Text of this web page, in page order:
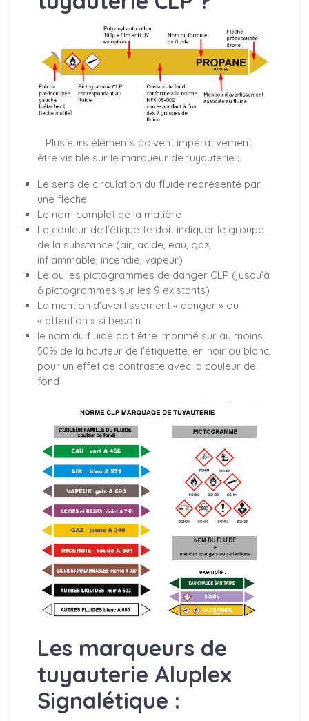
Plusieurs éléments doivent impérativement
être visible sur le marqueur de tuyauterie :
Le sens de circulation du fluide représenté par
une flèche
Le nom complet de la matière
La couleur de l’étiquette doit indiquer le groupe
de la substance (air, acide, eau, gaz,
inflammable, incendie, vapeur)
Le ou les pictogrammes de danger CLP (jusqu’à
6 pictogrammes sur les 9 existants)
La mention d’avertissement « danger » ou
« attention » si besoin
le nom du fluide doit être imprimé sur au moins
50% de la hauteur de l'étiquette, en noir ou blanc,
pour un effet de contraste avec la couleur de
fond
Les marqueurs de
tuyauterie Aluplex
Signalétique :